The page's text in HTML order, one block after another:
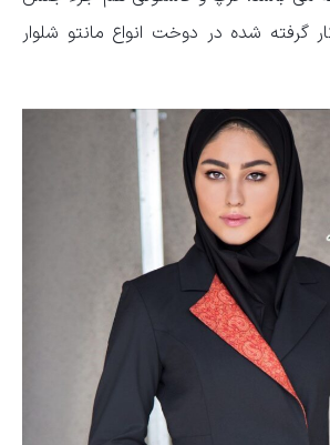
گرفته شده در دوخت انواع مانتو شلوار